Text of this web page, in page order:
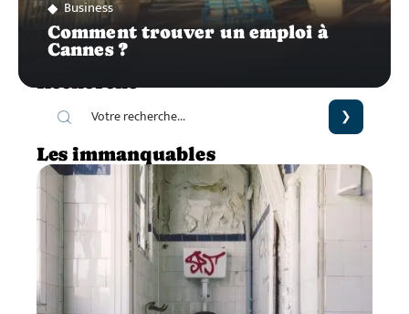
Business
Comment trouver un emploi à
Cannes ?
Recherche
Les immanquables